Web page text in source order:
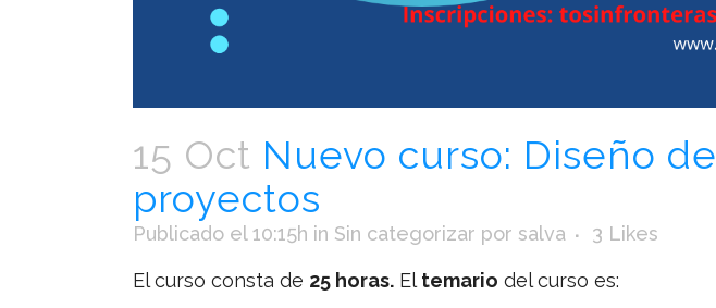
15 Oct Nuevo curso: Diseño de
proyectos
Publicado el 10:15h in Sin categorizar por salva 3 Likes
El curso consta de 25 horas. Eltemario del curso es: